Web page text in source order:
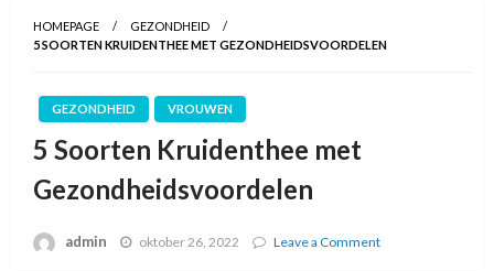
HOMEPAGE
GEZONDHEID
5 SOORTEN KRUIDENTHEE MET GEZONDHEIDSVOORDELEN
GEZONDHEID VROUWEN
5 Soorten Kruidenthee met
Gezondheidsvoordelen
admin oktober 26, 2022 Leave a Comment